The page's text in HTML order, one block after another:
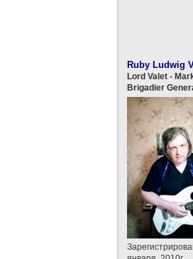
Ruby Ludwig
Lord Valet -
Brigadier